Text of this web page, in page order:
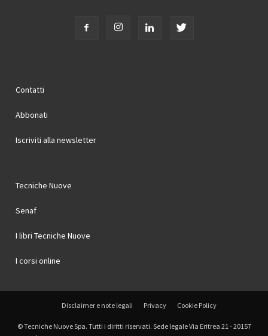
Contatti
Abbonati
Iscriviti alla newsletter
Tecniche Nuove
Senaf
I libri Tecniche Nuove
I corsi online
Disclaimer e note legali Privacy Cookie Policy
© Tecniche Nuove Spa. Tutti i diritti riservati. Sede legale Via Eritrea 21 - 20157